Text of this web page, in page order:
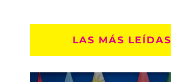
LAS MÁS LEÍDAS